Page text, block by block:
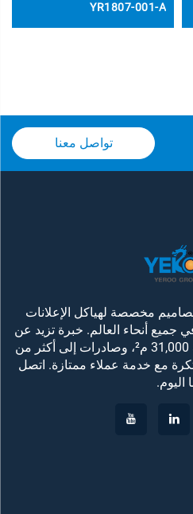
YR1807-001-A
تواصل معنا
مخصصة لهياكل الإعلانات
جميع أنحاء العالم. خبرة تزيد عن
25 عامًا، ومصنع على مساحة 31,000 م²، وصادرات إلى أكثر من
مع خدمة عملاء ممتازة. اتصل
اليوم.